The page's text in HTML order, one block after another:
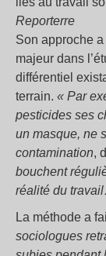
Reporterre
Son approche
majeur dans
différentiel
terrain. « Par
pesticides ses
un masque, ne
contamination,
bouchent
réalité du
La méthode a
sociologues